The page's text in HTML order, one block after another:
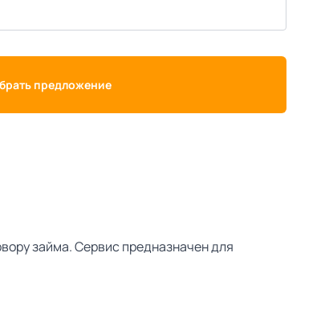
предложение
займа. Сервис предназначен для